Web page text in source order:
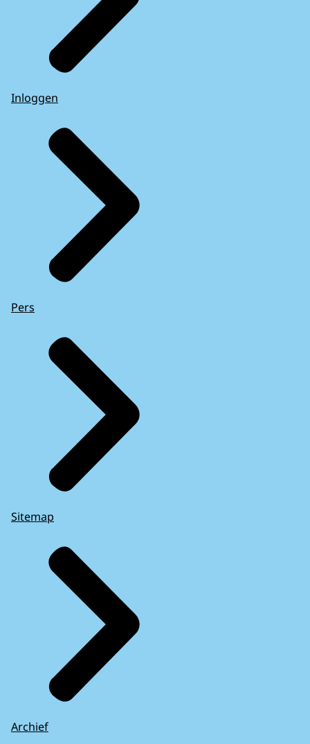
Inloggen
Pers
Sitemap
Archief